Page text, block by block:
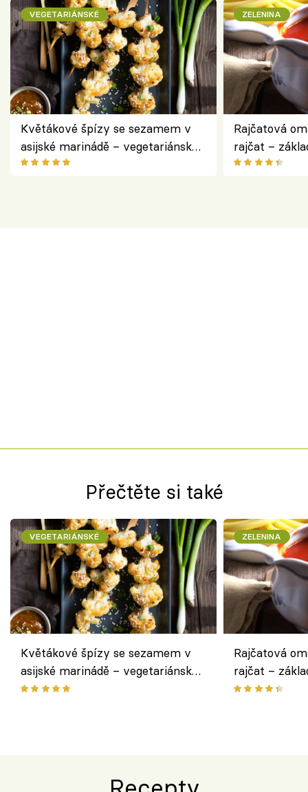
VEGETARIÁNSKÉ
Květákové špízy se sezamem v
asijské marinádě – vegetariánská
chuťovka z grilu
ZELENINA
Rajčatová
rajčat –
Přečtěte si také
VEGETARIÁNSKÉ
Květákové špízy se sezamem v
asijské marinádě – vegetariánská
chuťovka z grilu
ZELENINA
Rajčatová
rajčat –